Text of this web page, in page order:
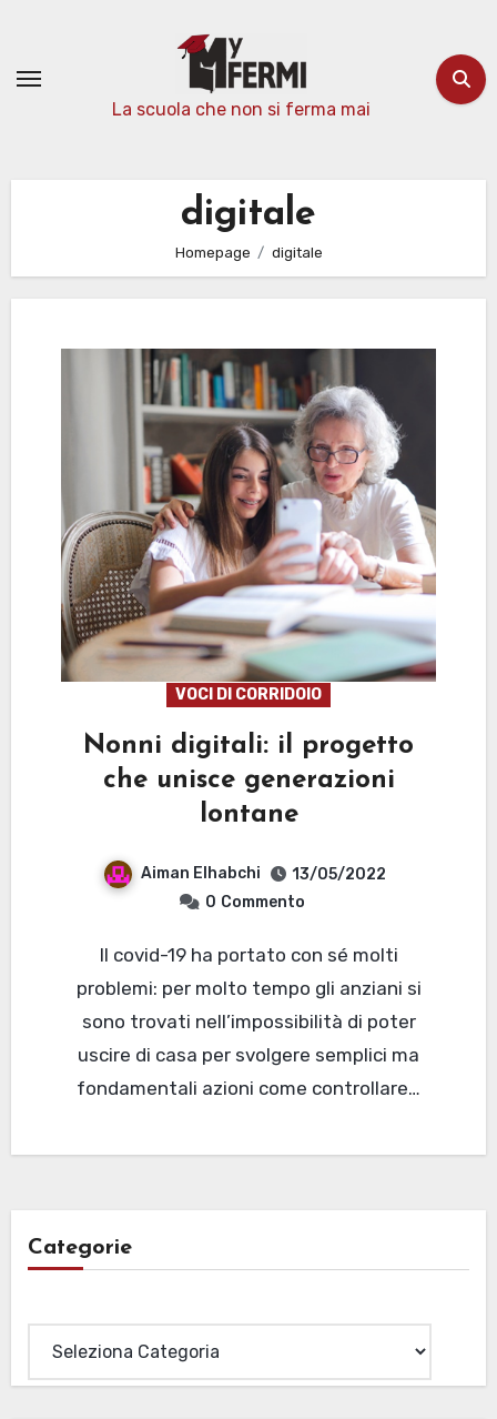
contenuto
La scuola che non si ferma mai
digitale
Homepage digitale
VOCI DI CORRIDOIO
Nonni digitali: il progetto
che unisce generazioni
lontane
Aiman Elhabchi
13/05/2022
0 Commento
Il covid-19 ha portato con sé molti
problemi: per molto tempo gli anziani si
sono trovati nell’impossibilità di poter
uscire di casa per svolgere semplici ma
fondamentali azioni come controllare…
Categorie